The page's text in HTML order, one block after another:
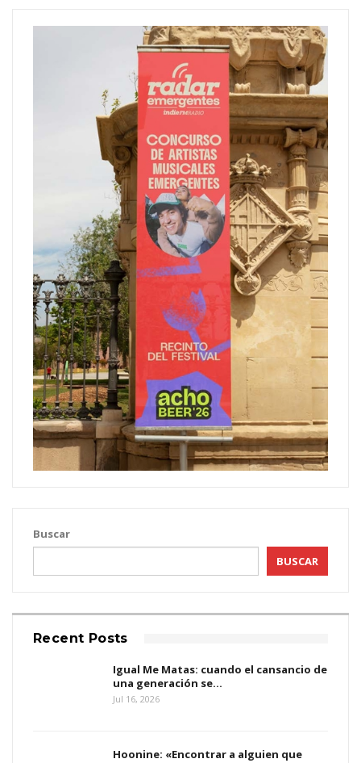
Buscar
BUSCAR
Recent Posts
Igual Me Matas: cuando el cansancio de
una generación se…
Jul 16, 2026
Hoonine: «Encontrar a alguien que